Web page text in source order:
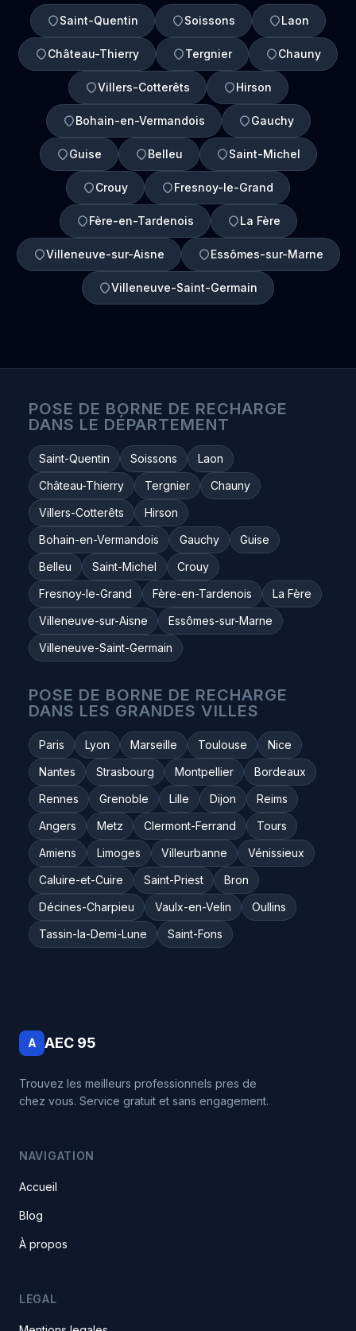
Saint-Quentin Soissons Laon
Château-Thierry Tergnier Chauny
Villers-Cotterêts Hirson
Bohain-en-Vermandois Gauchy
Guise Belleu Saint-Michel
Crouy Fresnoy-le-Grand
Fère-en-Tardenois La Fère
Villeneuve-sur-Aisne Essômes-sur-Marne
Villeneuve-Saint-Germain
POSE DE BORNE DE RECHARGE
DANS LE DÉPARTEMENT
Saint-Quentin Soissons
Laon
Château-Thierry
Tergnier
Chauny
Villers-Cotterêts
Hirson
Bohain-en-Vermandois
Gauchy
Guise
Belleu
Saint-Michel
Crouy
Fresnoy-le-Grand
Fère-en-Tardenois
La Fère
Villeneuve-sur-Aisne
Essômes-sur-Marne
Villeneuve-Saint-Germain
POSE DE BORNE DE RECHARGE
DANS LES GRANDES VILLES
Paris Lyon Marseille Toulouse
Nice
Nantes
Strasbourg Montpellier
Bordeaux
Rennes
Grenoble Lille Dijon
Reims
Angers
Metz Clermont-Ferrand
Tours
Amiens
Limoges Villeurbanne
Vénissieux
Caluire-et-Cuire
Saint-Priest
Bron
Décines-Charpieu
Vaulx-en-Velin
Oullins
Tassin-la-Demi-Lune
Saint-Fons
A AEC 95
Trouvez les meilleurs professionnels pres de
chez vous. Service gratuit et sans engagement.
NAVIGATION
Accueil
Blog
À propos
LEGAL